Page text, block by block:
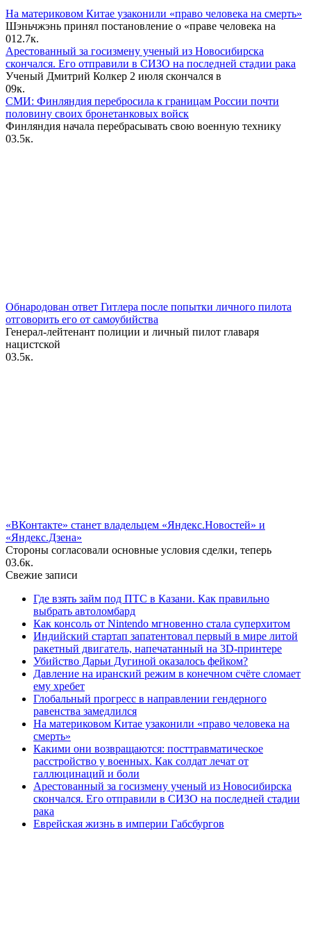
На материковом Китае узаконили «право человека на смерть»
Шэньчжэнь принял постановление о «праве человека на
012.7к.
Арестованный за госизмену ученый из Новосибирска
скончался. Его отправили в СИЗО на последней стадии рака
Ученый Дмитрий Колкер 2 июля скончался в
09к.
СМИ: Финляндия перебросила к границам России почти
половину своих бронетанковых войск
Финляндия начала перебрасывать свою военную технику
03.5к.
Обнародован ответ Гитлера после попытки личного пилота
отговорить его от самоубийства
Генерал-лейтенант полиции и личный пилот главаря
нацистской
03.5к.
«ВКонтакте» станет владельцем «Яндекс.Новостей» и
«Яндекс.Дзена»
Стороны согласовали основные условия сделки, теперь
03.6к.
Свежие записи
Где взять займ под ПТС в Казани. Как правильно
выбрать автоломбард
Как консоль от Nintendo мгновенно стала суперхитом
Индийский стартап запатентовал первый в мире литой
ракетный двигатель, напечатанный на 3D-принтере
Убийство Дарьи Дугиной оказалось фейком?
Давление на иранский режим в конечном счёте сломает
ему хребет
Глобальный прогресс в направлении гендерного
равенства замедлился
На материковом Китае узаконили «право человека на
смерть»
Какими они возвращаются: посттравматическое
расстройство у военных. Как солдат лечат от
галлюцинаций и боли
Арестованный за госизмену ученый из Новосибирска
скончался. Его отправили в СИЗО на последней стадии
рака
Еврейская жизнь в империи Габсбургов